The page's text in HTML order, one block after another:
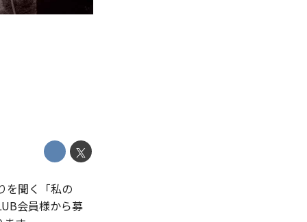
を聞く「私の
会員様から募